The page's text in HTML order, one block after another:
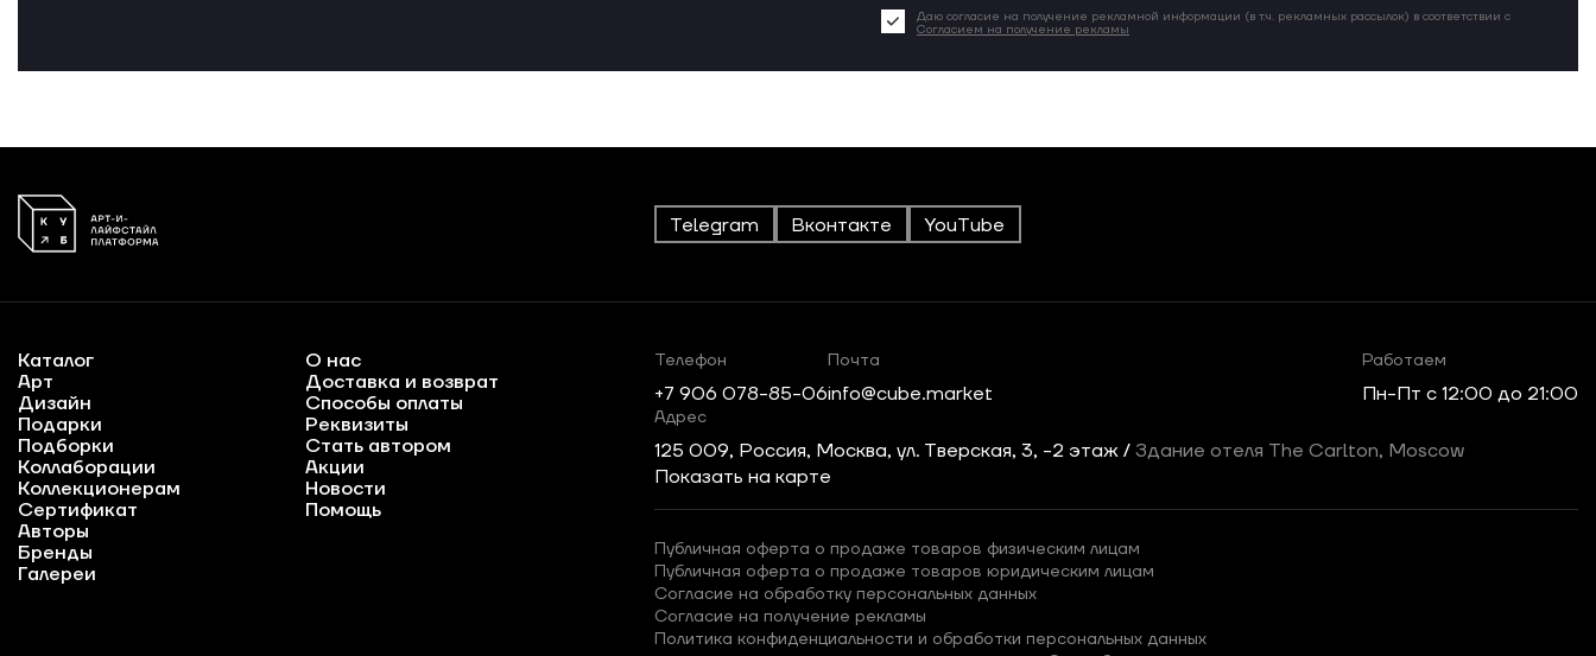
Даю согласие на получение рекламной информации (в т.ч. рекламных рассылок) в соответствии с
Согласием на получение рекламы
Telegram Вконтакте YouTube
Каталог
Арт
Дизайн
Подарки
Подборки
Коллаборации
Коллекционерам
Сертификат
Авторы
Бренды
Галереи
О нас
Доставка и возврат
Способы оплаты
Реквизиты
Стать автором
Акции
Новости
Помощь
Телефон
+7 906 078-85-06
Почта
info@cube.market
Работаем
Пн-Пт c 12:00 до 21:00
Адрес
125 009, Россия, Москва, ул. Тверская, 3, -2 этаж / Здание отеля The Carlton, Moscow
Показать на карте
Публичная оферта о продаже товаров физическим лицам
Публичная оферта о продаже товаров юридическим лицам
Согласие на обработку персональных данных
Согласие на получение рекламы
Политика конфиденциальности и обработки персональных данных